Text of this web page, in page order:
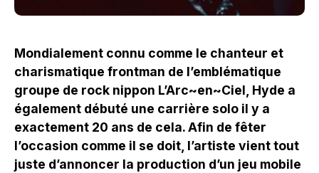
Mondialement connu comme le chanteur et
charismatique frontman de l’emblématique
groupe de rock nippon L’Arc~en~Ciel, Hyde a
également débuté une carrière solo il y a
exactement 20 ans de cela. Afin de fêter
l’occasion comme il se doit, l’artiste vient tout
juste d’annoncer la production d’un jeu mobile